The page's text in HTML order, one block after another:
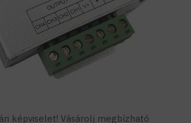
képviselet! Vásárolj megbízható